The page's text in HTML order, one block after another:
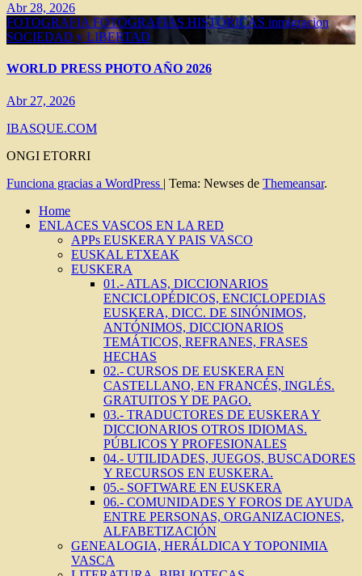
Abr 28, 2026
FOTOGRAFIA FOTOGRAFIAS HISTORICAS inmigracion
SOCIEDAD y LIBERTAD
WORLD PRESS PHOTO AÑO 2026
Abr 27, 2026
IBASQUE.COM
ONGI ETORRI
Funciona gracias a WordPress | Tema: Newses de Themeansar.
Home
ENLACES VASCOS EN LA RED
APPs EUSKERA Y PAIS VASCO
EUSKAL ETXEAK
EUSKERA
01.- ATLAS, DICCIONARIOS
ENCICLOPÉDICOS, ENCICLOPEDIAS
EUSKERA, DICC. DE SINÓNIMOS,
ANTÓNIMOS, DICCIONARIOS
TEMÁTICOS, REFRANES, FRASES
HECHAS
02.- CURSOS DE EUSKERA EN
CASTELLANO, EN FRANCÉS, INGLÉS.
GRATUITOS Y DE PAGO.
03.- TRADUCTORES DE EUSKERA Y
DICCIONARIOS OTROS IDIOMAS.
PÚBLICOS Y PROFESIONALES
04.- UTILIDADES, JUEGOS, BUSCADORES
Y RECURSOS EN EUSKERA.
05.- SOFTWARE EN EUSKERA
06.- COMUNIDADES Y FOROS DE AYUDA
ENTRE PERSONAS, ORGANIZACIONES,
ALFABETIZACIÓN
GENEALOGIA, HERÁLDICA Y TOPONIMIA
VASCA